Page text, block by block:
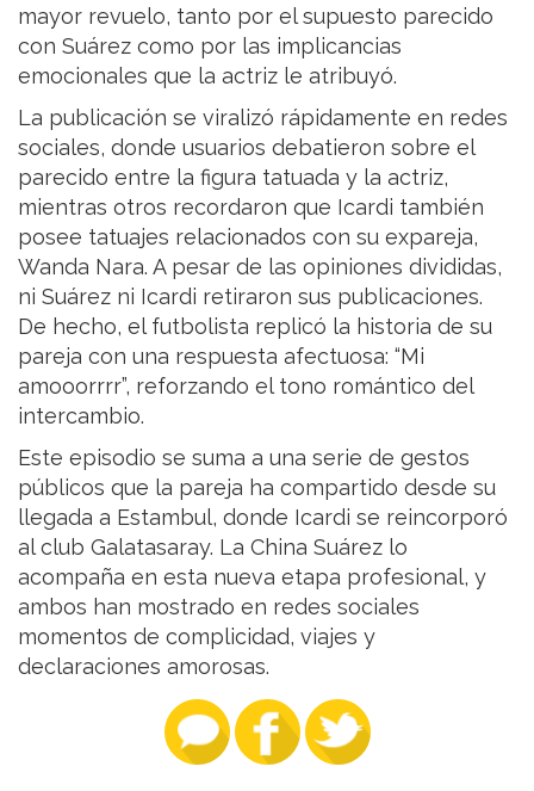
mayor revuelo, tanto por el supuesto parecido
con Suárez como por las implicancias
emocionales que la actriz le atribuyó.
La publicación se viralizó rápidamente en redes
sociales, donde usuarios debatieron sobre el
parecido entre la figura tatuada y la actriz,
mientras otros recordaron que Icardi también
posee tatuajes relacionados con su expareja,
Wanda Nara. A pesar de las opiniones divididas,
ni Suárez ni Icardi retiraron sus publicaciones.
De hecho, el futbolista replicó la historia de su
pareja con una respuesta afectuosa: “Mi
amooorrrr”, reforzando el tono romántico del
intercambio.
Este episodio se suma a una serie de gestos
públicos que la pareja ha compartido desde su
llegada a Estambul, donde Icardi se reincorporó
al club Galatasaray. La China Suárez lo
acompaña en esta nueva etapa profesional, y
ambos han mostrado en redes sociales
momentos de complicidad, viajes y
declaraciones amorosas.